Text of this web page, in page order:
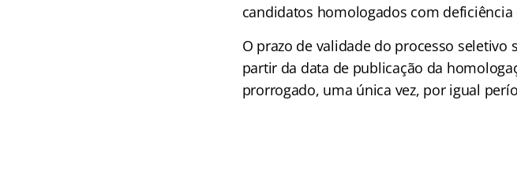
candidatos homologados com
O prazo de validade do processo
partir da data de publicação da
prorrogado, uma única vez, por igual